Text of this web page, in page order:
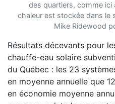
des quartiers, comme ici
chaleur est stockée dans le
Mike Ridewood
Résultats décevants pour
chauffe-eau solaire
du Québec : les 23
en moyenne annuelle que
en économie moyenne